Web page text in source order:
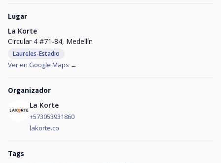
Lugar
La Korte
Circular 4 #71-84, Medellín
Laureles-Estadio
Ver en Google Maps →
Organizador
La Korte
+573053931860
lakorte.co
Tags